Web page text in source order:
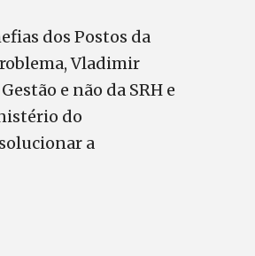
dos Postos da
Vladimir
e não da SRH e
do
a